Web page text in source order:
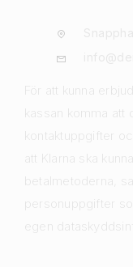
För att kunna
kassan komma att
kontaktuppgifter
att Klarna ska
betalmetoderna,
personuppgifter
egen